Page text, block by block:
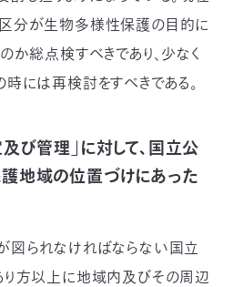
分が生物多様性保護の目的に
か総点検すべきであり、少なく
には再検討をすべきである。
び管理」に対して、国立公
護地域の位置づけにあった
図られなければならない国立
方以上に地域内及びその周辺